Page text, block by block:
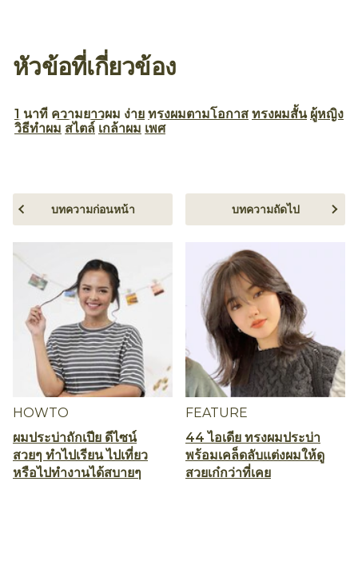
หัวข้อที่เกี่ยวข้อง
1 นาที ความยาวผม ง่าย ทรงผมตามโอกาส ทรงผมสั้น ผู้หญิง
วิธีทำผม สไตล์ เกล้าผม เพศ
HOWTO
ผมประบ่าถักเปีย ดีไซน์
สวยๆ ทำไปเรียน ไปเที่ยว
หรือไปทำงานได้สบายๆ
บทความก่อนหน้า
FEATURE
44 ไอเดีย ทรงผมประบ่า
พร้อมเคล็ดลับแต่งผมให้ดู
สวยเก๋กว่าที่เคย
บทความถัดไป